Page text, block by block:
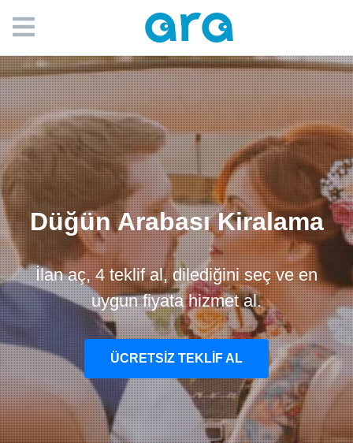
Düğün Arabası Kiralama
İlan aç, 4 teklif al, dilediğini seç ve en
uygun fiyata hizmet al.
ÜCRETSİZ TEKLİF AL